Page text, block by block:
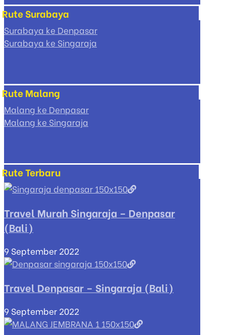
Rute Surabaya
Surabaya ke Denpasar
Surabaya ke Singaraja
Rute Malang
Malang ke Denpasar
Malang ke Singaraja
Rute Terbaru
Travel Murah Singaraja – Denpasar
(Bali)
9 September 2022
Travel Denpasar – Singaraja (Bali)
9 September 2022